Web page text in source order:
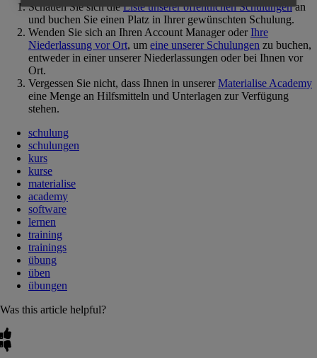
Schauen Sie sich dieListe unserer öffentlichen Schulungenan
und buchen Sie einen Platz in Ihrer gewünschten Schulung.
Wenden Sie sich an Ihren Account Manager oderIhre
Niederlassung vor Ort, um eine unserer Schulungen zu buchen,
entweder in einer unserer Niederlassungen oder bei Ihnen vor
Ort.
Vergessen Sie nicht, dass Ihnen in unsererMaterialise Academy
eine Menge an Hilfsmitteln und Unterlagen zur Verfügung
stehen.
schulung
schulungen
kurs
kurse
materialise
academy
software
lernen
training
trainings
übung
üben
übungen
Was this article helpful?